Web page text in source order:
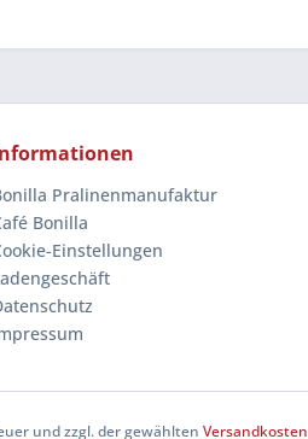
Pralinenmanufaktur
Bonilla
Einstellungen
und zzgl. der gewählten Versandkosten